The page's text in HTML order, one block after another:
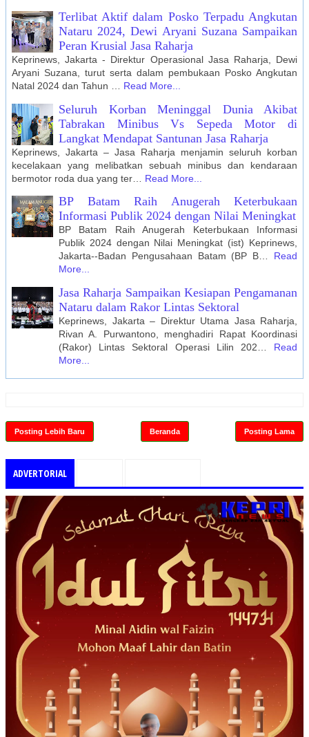
Terlibat Aktif dalam Posko Terpadu Angkutan
Nataru 2024, Dewi Aryani Suzana Sampaikan
Peran Krusial Jasa Raharja
Keprinews, Jakarta - Direktur Operasional Jasa Raharja, Dewi
Aryani Suzana, turut serta dalam pembukaan Posko Angkutan
Natal 2024 dan Tahun … Read More...
Seluruh Korban Meninggal Dunia Akibat
Tabrakan Minibus Vs Sepeda Motor di
Langkat Mendapat Santunan Jasa Raharja
Keprinews, Jakarta – Jasa Raharja menjamin seluruh korban
kecelakaan yang melibatkan sebuah minibus dan kendaraan
bermotor roda dua yang ter…
Read More...
BP Batam Raih Anugerah Keterbukaan
Informasi Publik 2024 dengan Nilai Meningkat
BP Batam Raih Anugerah Keterbukaan Informasi
Publik 2024 dengan Nilai Meningkat (ist) Keprinews,
Jakarta--Badan Pengusahaan Batam (BP B…
Read
More...
Jasa Raharja Sampaikan Kesiapan Pengamanan
Nataru dalam Rakor Lintas Sektoral
Keprinews, Jakarta – Direktur Utama Jasa Raharja,
Rivan A. Purwantono, menghadiri Rapat Koordinasi
(Rakor) Lintas Sektoral Operasi Lilin 202…
Read
More...
Posting Lebih Baru Posting Lama
Beranda
ADVERTORIAL